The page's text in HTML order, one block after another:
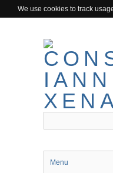
We use cookies to track
Menu